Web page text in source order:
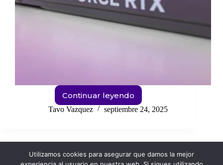
Continuar leyendo
Mejores
gráficas
(y
Tavo Vazquez septiembre 24, 2025
Utilizamos cookies para asegurar que damos la mejor